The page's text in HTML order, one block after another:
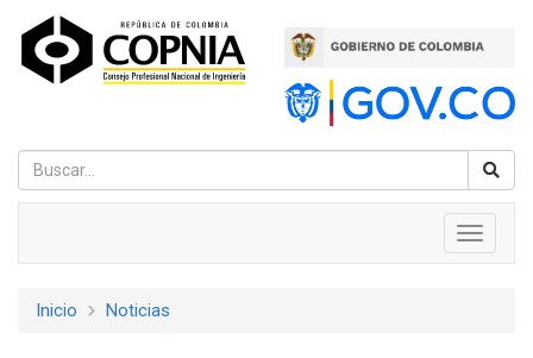
Pasar
contenido
Toggle
Inicio Noticias